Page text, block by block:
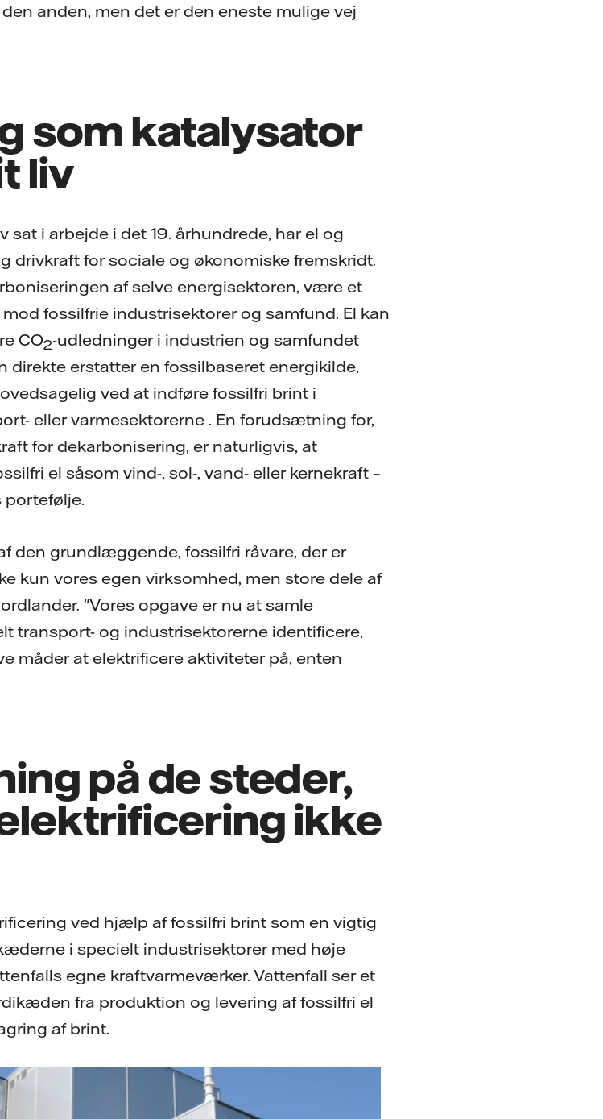
anden, men det er den eneste mulige vej
som katalysator
liv
i arbejde i det 19. århundrede, har el og
for sociale og økonomiske fremskridt.
af selve energisektoren, være et
fossilfrie industrisektorer og samfund. El kan
CO2-udledninger i industrien og samfundet
direkte erstatter en fossilbaseret energikilde,
ved at indføre fossilfri brint i
eller varmesektorerne . En forudsætning for,
for dekarbonisering, er naturligvis, at
el såsom vind-, sol-, vand- eller kernekraft –
portefølje.
den grundlæggende, fossilfri råvare, der er
kun vores egen virksomhed, men store dele af
"Vores opgave er nu at samle
transport- og industrisektorerne identificere,
måder at elektrificere aktiviteter på, enten
på de steder,
ikke
ved hjælp af fossilfri brint som en vigtig
i specielt industrisektorer med høje
egne kraftvarmeværker. Vattenfall ser et
fra produktion og levering af fossilfri el
af brint.